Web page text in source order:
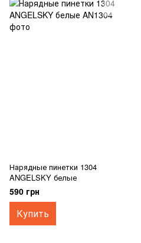
Нарядные пинетки 1304
ANGELSKY белые
590 грн
Купить